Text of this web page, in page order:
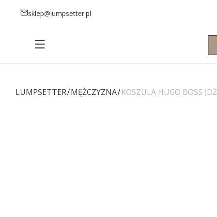
sklep@lumpsetter.pl
Menu
LUMPSETTER MĘŻCZYZNA KOSZULA HUGO BOSS